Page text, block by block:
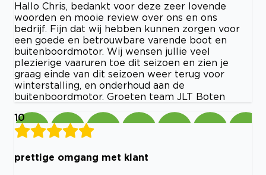
Hallo Chris, bedankt voor deze zeer lovende
woorden en mooie review over ons en ons
bedrijf. Fijn dat wij hebben kunnen zorgen voor
een goede en betrouwbare varende boot en
buitenboordmotor. Wij wensen jullie veel
plezierige vaaruren toe dit seizoen en zien je
graag einde van dit seizoen weer terug voor
winterstalling, en onderhoud aan de
buitenboordmotor. Groeten team JLT Boten
10
prettige omgang met klant